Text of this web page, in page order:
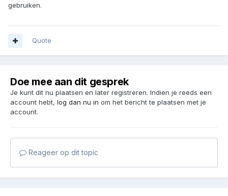
gebruiken.
Quote
Doe mee aan dit gesprek
Je kunt dit nu plaatsen en later registreren. Indien je reeds een
account hebt, log dan nu in om het bericht te plaatsen met je
account.
Reageer op dit topic